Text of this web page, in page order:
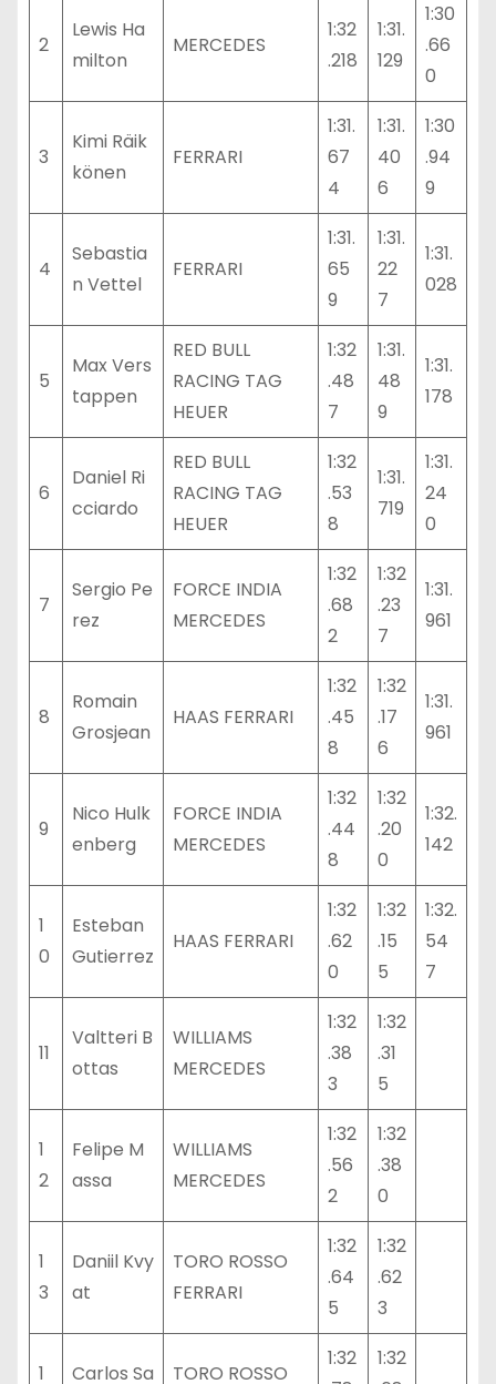
2
Lewis Ha
milton
MERCEDES
1:32
.218
1:31.
129
1:30
.66
0
3
Kimi Räik
könen
FERRARI
1:31.
67
4
1:31.
40
6
1:30
.94
9
4
Sebastia
n Vettel
FERRARI
1:31.
65
9
1:31.
22
7
1:31.
028
5
Max Vers
tappen
RED BULL
RACING TAG
HEUER
1:32
.48
7
1:31.
48
9
1:31.
178
6
Daniel Ri
cciardo
RED BULL
RACING TAG
HEUER
1:32
.53
8
1:31.
719
1:31.
24
0
7
Sergio Pe
rez
FORCE INDIA
MERCEDES
1:32
.68
2
1:32
.23
7
1:31.
961
8
Romain
Grosjean
HAAS FERRARI
1:32
.45
8
1:32
.17
6
1:31.
961
9
Nico Hulk
enberg
FORCE INDIA
MERCEDES
1:32
.44
8
1:32
.20
0
1:32.
142
1
0
Esteban
Gutierrez
HAAS FERRARI
1:32
.62
0
1:32
.15
5
1:32.
54
7
11
Valtteri B
ottas
WILLIAMS
MERCEDES
1:32
.38
3
1:32
.31
5
1
2
Felipe M
assa
WILLIAMS
MERCEDES
1:32
.56
2
1:32
.38
0
1
3
Daniil Kvy
at
TORO ROSSO
FERRARI
1:32
.64
5
1:32
.62
3
1
Carlos Sa
TORO ROSSO
1:32
1:32